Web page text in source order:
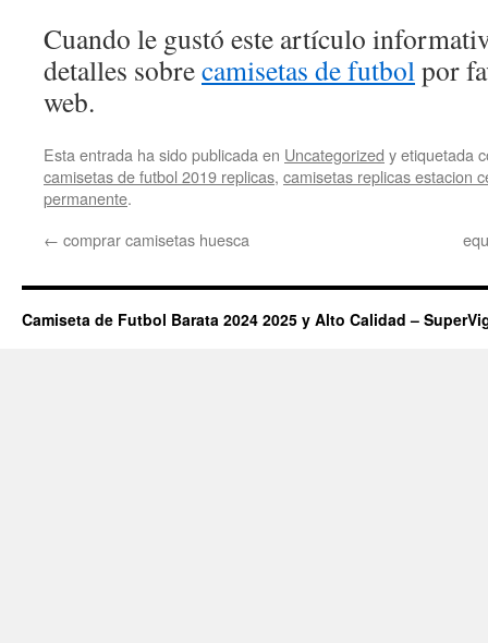
Cuando le gustó este artículo
detalles sobrecamisetas de futbolpor
web.
Esta entrada ha sido publicada en Uncategorized y etiquetada
camisetas de futbol 2019 replicas, camisetas replicas estacion
permanente.
← comprar camisetas huesca
Camiseta de Futbol Barata 2024 2025 y Alto Calidad –